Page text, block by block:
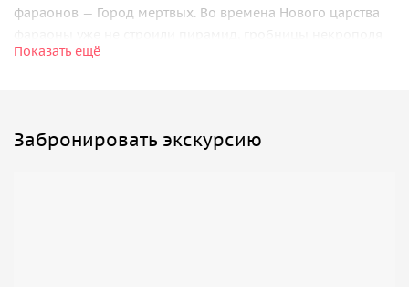
фараонов — Город мертвых. Во времена Нового царства
вырублены в скалах, которые должны были скрыть
Долина царей
— знаменитый «Город мертвых», где 5
Показать ещё
Забронировать экскурсию